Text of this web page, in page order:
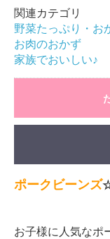
関連カテゴリ
野菜たっぷり・お
お肉のおかず
家族でおいしい♪
ポークビーンズ
お子様に人気なポ